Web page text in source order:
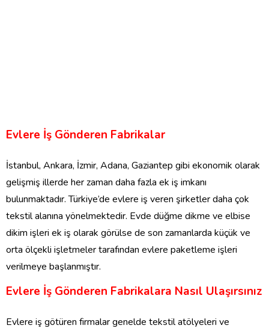
Evlere İş Gönderen Fabrikalar
İstanbul, Ankara, İzmir, Adana, Gaziantep gibi ekonomik olarak
gelişmiş illerde her zaman daha fazla ek iş imkanı
bulunmaktadır. Türkiye’de evlere iş veren şirketler daha çok
tekstil alanına yönelmektedir. Evde düğme dikme ve elbise
dikim işleri ek iş olarak görülse de son zamanlarda küçük ve
orta ölçekli işletmeler tarafından evlere paketleme işleri
verilmeye başlanmıştır.
Evlere İş Gönderen Fabrikalara Nasıl Ulaşırsınız
Evlere iş götüren firmalar genelde tekstil atölyeleri ve